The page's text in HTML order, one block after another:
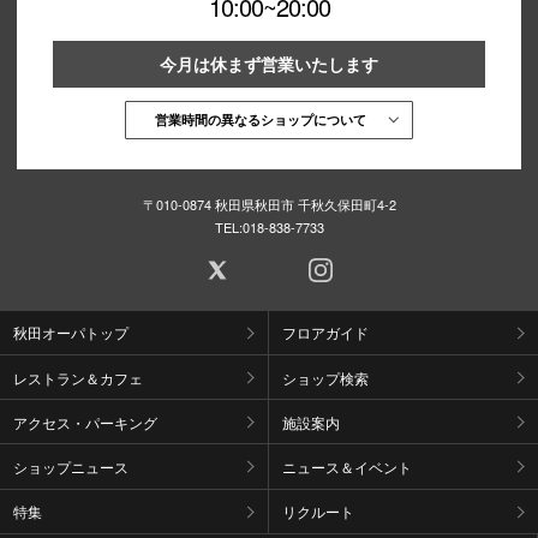
今月は休まず営業いたします
営業時間の異なるショップについて
〒010-0874 秋田県秋田市 千秋久保田町4-2
TEL:018-838-7733
秋田オーパトップ フロアガイド
レストラン＆カフェ ショップ検索
アクセス・パーキング 施設案内
ショップニュース ニュース＆イベント
特集 リクルート